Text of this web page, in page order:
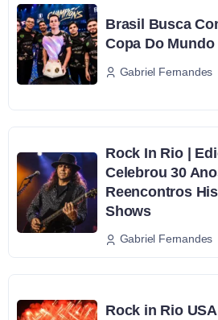
Brasil Busca
Copa Do
Gabriel Fernandes
Rock In Rio |
Celebrou 30
Reencontros
Shows
Gabriel Fernandes
Rock in Rio